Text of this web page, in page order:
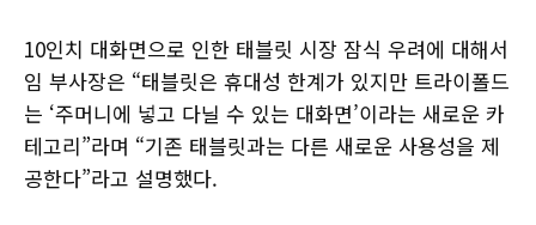
10인치 대화면으로 인한 태블릿 시장 잠식 우려에 대해서
임 부사장은 “태블릿은 휴대성 한계가 있지만 트라이폴드
는 ‘주머니에 넣고 다닐 수 있는 대화면’이라는 새로운 카
테고리”라며 “기존 태블릿과는 다른 새로운 사용성을 제
공한다”라고 설명했다.